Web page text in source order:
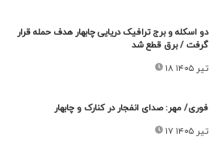
دو اسکله و برج ترافیک دریایی چابهار هدف حمله قرار
گرفت / برق قطع شد
۱۸ تیر ۱۴۰۵
فوری/ مهر: صدای انفجار در کنارک و چابهار
۱۷ تیر ۱۴۰۵